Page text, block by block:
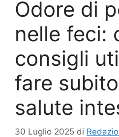
Odore di
nelle feci:
consigli
fare
salute
30 Luglio 2025 di